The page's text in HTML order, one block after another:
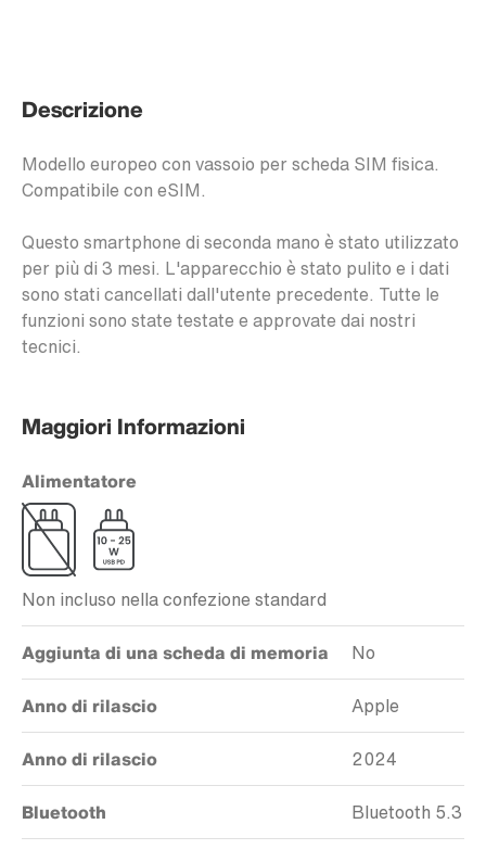
Descrizione
Modello europeo con vassoio per scheda SIM fisica.
Compatibile con eSIM.
Questo smartphone di seconda mano è stato utilizzato
per più di 3 mesi. L'apparecchio è stato pulito e i dati
sono stati cancellati dall'utente precedente. Tutte le
funzioni sono state testate e approvate dai nostri
tecnici.
Maggiori Informazioni
Alimentatore
Non incluso nella confezione standard
Aggiunta di una scheda di memoria No
Anno di rilascio Apple
Anno di rilascio 2024
Bluetooth Bluetooth 5.3